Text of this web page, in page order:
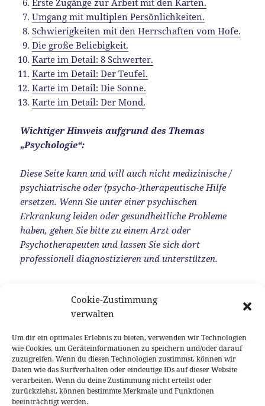
Cookie-Zustimmung
verwalten
Um dir ein optimales Erlebnis zu bieten, verwenden wir Technologien
wie Cookies, um Geräteinformationen zu speichern und/oder darauf
zuzugreifen. Wenn du diesen Technologien zustimmst, können wir
Daten wie das Surfverhalten oder eindeutige IDs auf dieser Website
verarbeiten. Wenn du deine Zustimmung nicht erteilst oder
zurückziehst, können bestimmte Merkmale und Funktionen
beeinträchtigt werden.
Erste Zugänge zur Arbeit mit den Karten.
Umgang mit multiplen Persönlichkeiten.
Schwierigkeiten mit den Herrschaften vom Hofe.
Die große Beliebigkeit.
Karte im Detail: 8 Schwerter.
Karte im Detail: Der Teufel.
Karte im Detail: Die Sonne.
Karte im Detail: Der Mond.
Wichtiger Hinweis aufgrund des Themas
„Psychologie“:
Diese Seite kann und will auch nicht medizinische /
psychiatrische oder (psycho-)therapeutische Hilfe
ersetzen. Wenn Sie unter einer psychischen
Erkrankung leiden oder gesundheitliche Probleme
haben, gehen Sie bitte zu einem Arzt oder
Psychotherapeuten und lassen Sie sich dort
professionell diagnostizieren und unterstützen.
Alle Abbildungen von Tarot-Karten mit
Verlag, Krummwisch,© Königsfurt-Urania
Verlag, Krummwisch/Deutschland.
www.koenigsfurt-urania.com
Verwendete Karten: Tarot of A.E. WAITE Deluxe